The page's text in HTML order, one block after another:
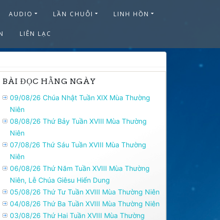
AUDIO LẦN CHUỖI LINH HỒN
LIÊN LẠC
BÀI ĐỌC HẰNG NGÀY
09/08/26 Chúa Nhật Tuần XIX Mùa Thường
Niên
08/08/26 Thứ Bảy Tuần XVIII Mùa Thường
Niên
07/08/26 Thứ Sáu Tuần XVIII Mùa Thường
Niên
06/08/26 Thứ Năm Tuần XVIII Mùa Thường
Niên, Lễ Chúa Giêsu Hiển Dung
05/08/26 Thứ Tư Tuần XVIII Mùa Thường Niên
04/08/26 Thứ Ba Tuần XVIII Mùa Thường Niên
03/08/26 Thứ Hai Tuần XVIII Mùa Thường